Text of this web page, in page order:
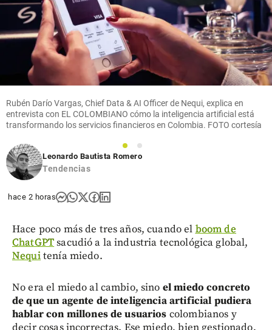
Rubén Darío Vargas, Chief Data & AI Officer de Nequi, explica en
entrevista con EL COLOMBIANO cómo la inteligencia artificial está
transformando los servicios financieros en Colombia. FOTO cortesía
1
2
Leonardo Bautista Romero
Tendencias
hace 2 horas
Hace poco más de tres años, cuando el boom de
ChatGPTsacudió a la industria tecnológica global,
Nequitenía miedo.
No era el miedo al cambio, sino el miedo concreto
de que un agente de inteligencia artificial pudiera
hablar con millones de usuarios colombianos y